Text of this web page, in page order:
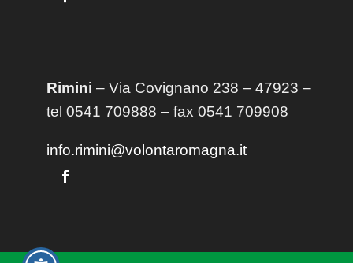
Rimini – Via Covignano 238 – 47923 –
tel 0541 709888 – fax 0541 709908
info.rimini@volontaromagna.it